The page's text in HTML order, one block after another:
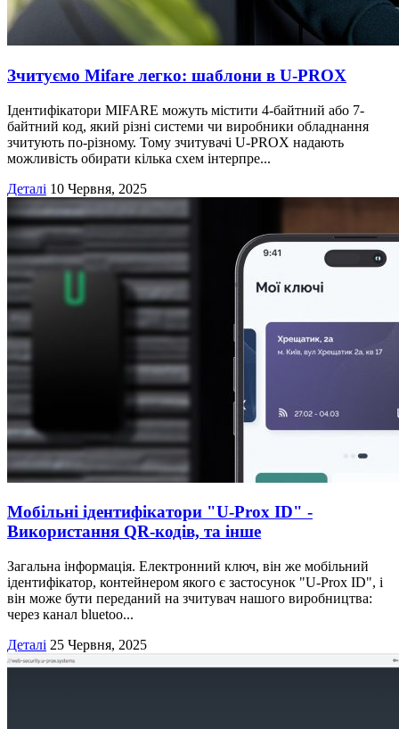
Зчитуємо Mifare легко: шаблони в U‑PROX
Ідентифікатори MIFARE можуть містити 4-байтний або 7-
байтний код, який різні системи чи виробники обладнання
зчитують по-різному. Тому зчитувачі U-PROX надають
можливість обирати кілька схем інтерпре...
Деталі 10 Червня, 2025
Мобільні ідентифікатори "U-Prox ID" -
Використання QR-кодів, та інше
Загальна інформація. Електронний ключ, він же мобільний
ідентифікатор, контейнером якого є застосунок "U-Prox ID", і
він може бути переданий на зчитувач нашого виробництва:
через канал bluetoo...
Деталі 25 Червня, 2025